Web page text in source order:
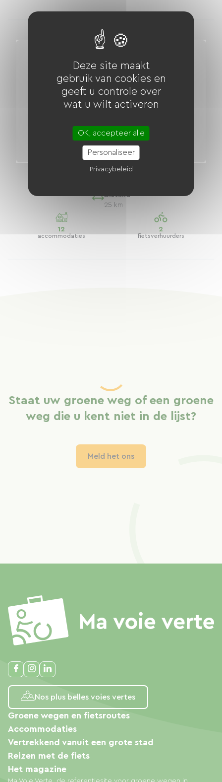
Bourgondië Tour: Dijon - Nuits-Saint-
Afstand
25 km
12
accommodaties
2
fietsverhuurders
Staat uw groene weg of een groene
weg die u kent niet in de lijst?
Meld het ons
Nos plus belles voies vertes
Groene wegen en fietsroutes
Accommodaties
Vertrekkend vanuit een grote stad
Reizen met de fiets
Het magazine
Deze site maakt
gebruik van cookies en
geeft u controle over
wat u wilt activeren
OK, accepteer alle
Personaliseer
Privacybeleid